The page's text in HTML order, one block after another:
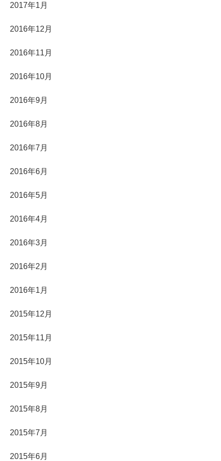
2017年1月
2016年12月
2016年11月
2016年10月
2016年9月
2016年8月
2016年7月
2016年6月
2016年5月
2016年4月
2016年3月
2016年2月
2016年1月
2015年12月
2015年11月
2015年10月
2015年9月
2015年8月
2015年7月
2015年6月